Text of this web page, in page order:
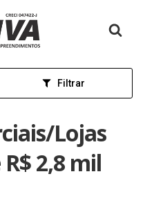
Filtrar
Lojas
2,8 mil